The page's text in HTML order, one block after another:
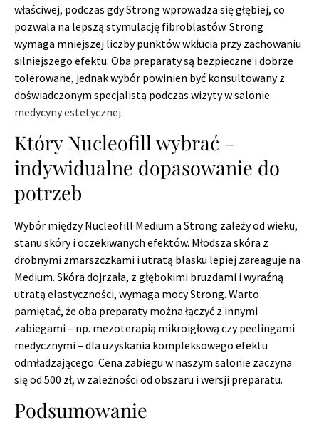
właściwej, podczas gdy Strong wprowadza się głębiej, co
pozwala na lepszą stymulację fibroblastów. Strong
wymaga mniejszej liczby punktów wkłucia przy zachowaniu
silniejszego efektu. Oba preparaty są bezpieczne i dobrze
tolerowane, jednak wybór powinien być konsultowany z
doświadczonym specjalistą podczas wizyty w salonie
medycyny estetycznej.
Który Nucleofill wybrać –
indywidualne dopasowanie do
potrzeb
Wybór między Nucleofill Medium a Strong zależy od wieku,
stanu skóry i oczekiwanych efektów. Młodsza skóra z
drobnymi zmarszczkami i utratą blasku lepiej zareaguje na
Medium. Skóra dojrzała, z głębokimi bruzdami i wyraźną
utratą elastyczności, wymaga mocy Strong. Warto
pamiętać, że oba preparaty można łączyć z innymi
zabiegami – np. mezoterapią mikroigłową czy peelingami
medycznymi – dla uzyskania kompleksowego efektu
odmładzającego. Cena zabiegu w naszym salonie zaczyna
się od 500 zł, w zależności od obszaru i wersji preparatu.
Podsumowanie